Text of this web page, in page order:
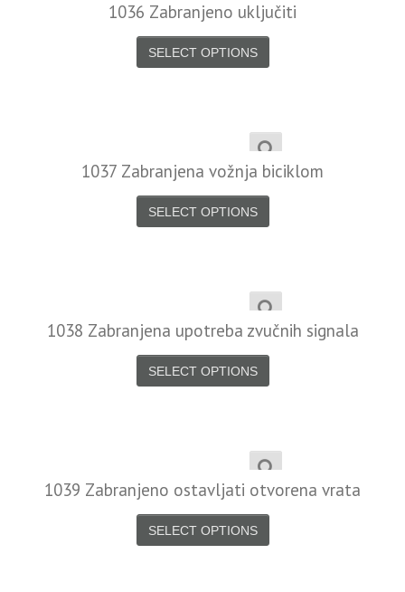
1036 Zabranjeno uključiti
SELECT OPTIONS
1037 Zabranjena vožnja biciklom
SELECT OPTIONS
1038 Zabranjena upotreba zvučnih signala
SELECT OPTIONS
1039 Zabranjeno ostavljati otvorena vrata
SELECT OPTIONS